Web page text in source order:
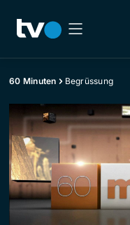
60 Minuten Begrüssung